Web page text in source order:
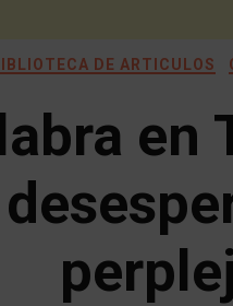
DE ARTICULOS
en